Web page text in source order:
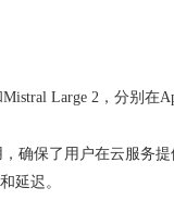
Large 2，分别在
确保了用户在云服务提
延迟。